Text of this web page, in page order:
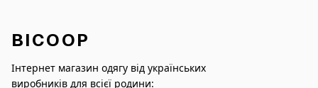
BICOOP
Інтернет магазин одягу від українських
виробників для всієї родини: